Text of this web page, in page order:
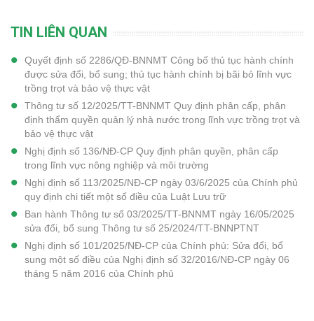
TIN LIÊN QUAN
Quyết định số 2286/QĐ-BNNMT Công bố thủ tục hành chính
được sửa đổi, bổ sung; thủ tục hành chính bị bãi bỏ lĩnh vực
trồng trọt và bảo vệ thực vật
Thông tư số 12/2025/TT-BNNMT Quy định phân cấp, phân
định thẩm quyền quản lý nhà nước trong lĩnh vực trồng trọt và
bảo vệ thực vật
Nghị định số 136/NĐ-CP Quy định phân quyền, phân cấp
trong lĩnh vực nông nghiệp và môi trường
Nghị định số 113/2025/NĐ-CP ngày 03/6/2025 của Chính phủ
quy định chi tiết một số điều của Luật Lưu trữ
Ban hành Thông tư số 03/2025/TT-BNNMT ngày 16/05/2025
sửa đổi, bổ sung Thông tư số 25/2024/TT-BNNPTNT
Nghị định số 101/2025/NĐ-CP của Chính phủ: Sửa đổi, bổ
sung một số điều của Nghị định số 32/2016/NĐ-CP ngày 06
tháng 5 năm 2016 của Chính phủ